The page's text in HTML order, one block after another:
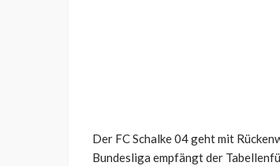
Der FC Schalke 04 geht mit
Bundesliga empfängt der